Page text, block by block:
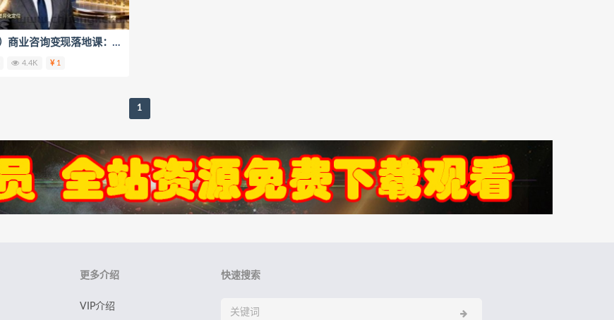
（16249期）商业咨询变现落地课：IP定位/视觉营销/流量转化，单客单价提升300%
4.4K 1
1
更多介绍
VIP介绍
快速搜索